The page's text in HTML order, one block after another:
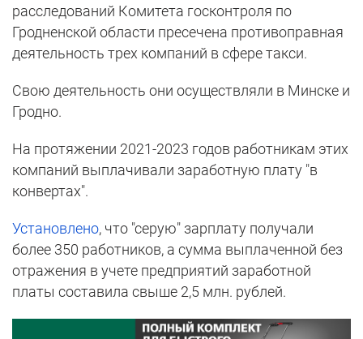
расследований Комитета госконтроля по
Гродненской области пресечена противоправная
деятельность трех компаний в сфере такси.
Свою деятельность они осуществляли в Минске и
Гродно.
На протяжении 2021-2023 годов работникам этих
компаний выплачивали заработную плату "в
конвертах".
Установлено, что "серую" зарплату получали
более 350 работников, а сумма выплаченной без
отражения в учете предприятий заработной
платы составила свыше 2,5 млн. рублей.